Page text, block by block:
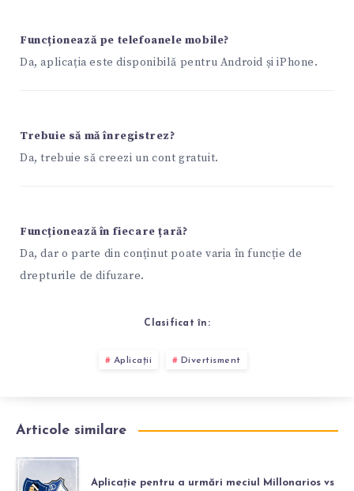
Funcționează pe telefoanele mobile?
Da, aplicația este disponibilă pentru Android și iPhone.
Trebuie să mă înregistrez?
Da, trebuie să creezi un cont gratuit.
Funcționează în fiecare țară?
Da, dar o parte din conținut poate varia în funcție de
drepturile de difuzare.
Clasificat în:
Aplicații Divertisment
Articole similare
Aplicație pentru a urmări meciul Millonarios vs